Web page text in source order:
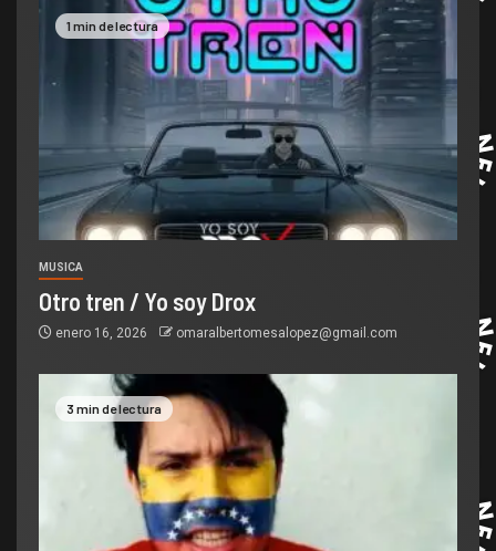
1 min de lectura
MUSICA
Otro tren / Yo soy Drox
enero 16, 2026 omaralbertomesalopez@gmail.com
3 min de lectura